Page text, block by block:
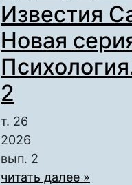
Известия
Новая
2
т. 26
2026
вып. 2
читать далее »